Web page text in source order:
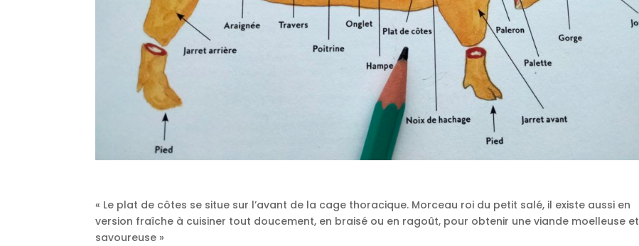
« Le plat de côtes se situe sur l’avant de la cage thoracique. Morceau roi du petit salé, il existe aussi en
version fraîche à cuisiner tout doucement, en braisé ou en ragoût, pour obtenir une viande moelleuse et
savoureuse »